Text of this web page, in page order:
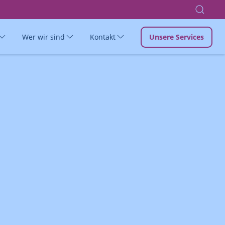
Wer wir sind Kontakt Unsere Services